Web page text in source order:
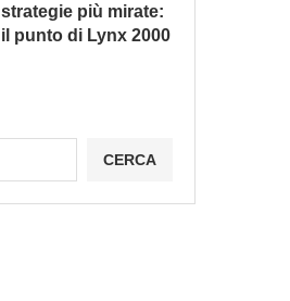
strategie più mirate:
il punto di Lynx 2000
CERCA